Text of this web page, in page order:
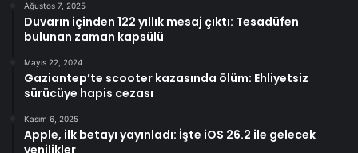
Ağustos 7, 2025
Duvarın içinden 122 yıllık mesaj çıktı: Tesadüfen
bulunan zaman kapsülü
Mayıs 22, 2024
Gaziantep’te scooter kazasında ölüm: Ehliyetsiz
sürücüye hapis cezası
Kasım 6, 2025
Apple, ilk betayı yayınladı: İşte iOS 26.2 ile gelecek